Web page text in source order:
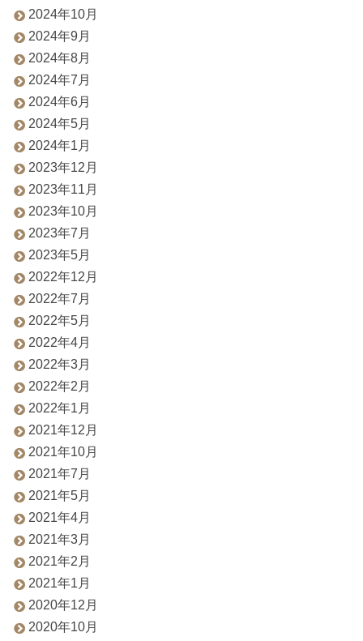
2024年10月
2024年9月
2024年8月
2024年7月
2024年6月
2024年5月
2024年1月
2023年12月
2023年11月
2023年10月
2023年7月
2023年5月
2022年12月
2022年7月
2022年5月
2022年4月
2022年3月
2022年2月
2022年1月
2021年12月
2021年10月
2021年7月
2021年5月
2021年4月
2021年3月
2021年2月
2021年1月
2020年12月
2020年10月